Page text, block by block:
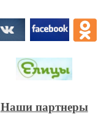
Наши партнеры